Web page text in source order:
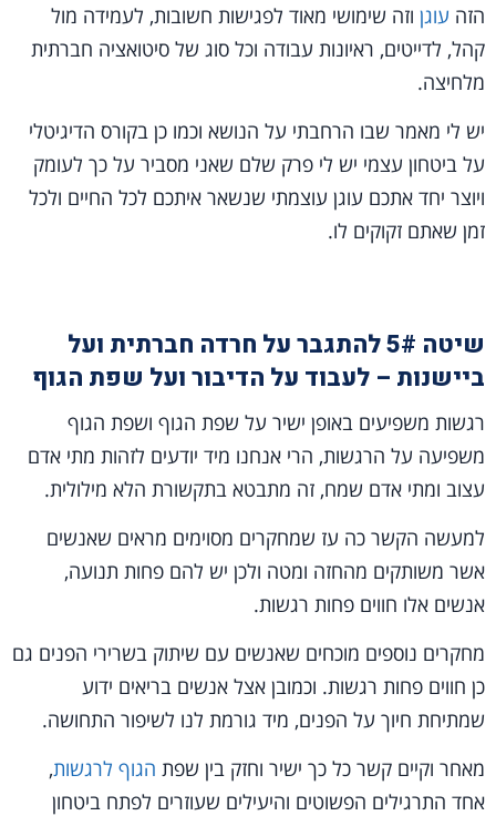
הזה עוגן וזה שימושי מאוד לפגישות חשובות, לעמידה מול
קהל, לדייטים, ראיונות עבודה וכל סוג של סיטואציה חברתית
מלחיצה.
יש לי מאמר שבו הרחבתי על הנושא וכמו כן בקורס הדיגיטלי
על ביטחון עצמי יש לי פרק שלם שאני מסביר על כך לעומק
ויוצר יחד אתכם עוגן עוצמתי שנשאר איתכם לכל החיים ולכל
זמן שאתם זקוקים לו.
שיטה 5# להתגבר על חרדה חברתית ועל
ביישנות – לעבוד על הדיבור ועל שפת הגוף
רגשות משפיעים באופן ישיר על שפת הגוף ושפת הגוף
משפיעה על הרגשות, הרי אנחנו מיד יודעים לזהות מתי אדם
עצוב ומתי אדם שמח, זה מתבטא בתקשורת הלא מילולית.
למעשה הקשר כה עז שמחקרים מסוימים מראים שאנשים
אשר משותקים מהחזה ומטה ולכן יש להם פחות תנועה,
אנשים אלו חווים פחות רגשות.
מחקרים נוספים מוכחים שאנשים עם שיתוק בשרירי הפנים גם
כן חווים פחות רגשות. וכמובן אצל אנשים בריאים ידוע
שמתיחת חיוך על הפנים, מיד גורמת לנו לשיפור התחושה.
מאחר וקיים קשר כל כך ישיר וחזק בין שפת הגוף לרגשות,
אחד התרגילים הפשוטים והיעילים שעוזרים לפתח ביטחון